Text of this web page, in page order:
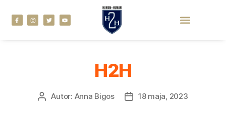
H2H
Autor: Anna Bigos 18 maja, 2023